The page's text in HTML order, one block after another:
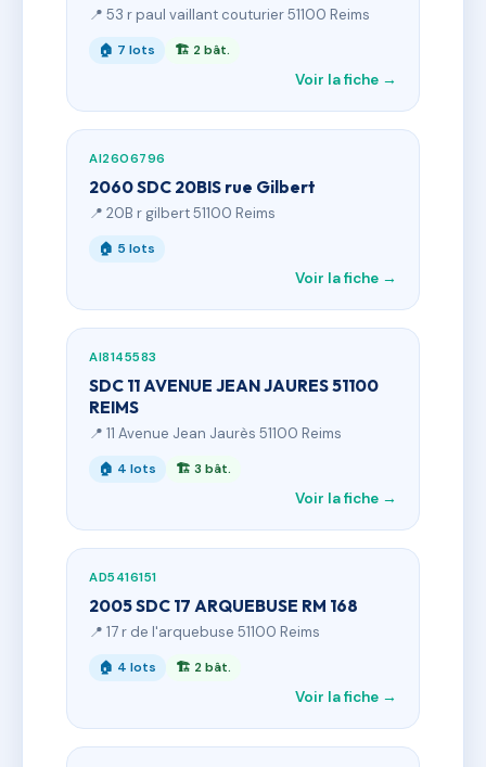
📍 53 r paul vaillant couturier 51100 Reims
🏠 7 lots 🏗 2 bât.
Voir la fiche →
AI2606796
2060 SDC 20BIS rue Gilbert
📍 20B r gilbert 51100 Reims
🏠 5 lots
Voir la fiche →
AI8145583
SDC 11 AVENUE JEAN JAURES 51100
REIMS
📍 11 Avenue Jean Jaurès 51100 Reims
🏠 4 lots 🏗 3 bât.
Voir la fiche →
AD5416151
2005 SDC 17 ARQUEBUSE RM 168
📍 17 r de l'arquebuse 51100 Reims
🏠 4 lots 🏗 2 bât.
Voir la fiche →